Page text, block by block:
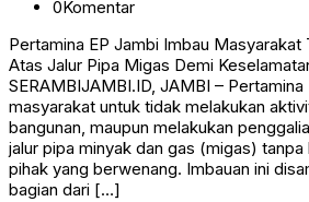
0Komentar
Pertamina EP Jambi Imbau
Atas Jalur Pipa Migas Demi
SERAMBIJAMBI.ID, JAMBI –
masyarakat untuk tidak melakukan
bangunan, maupun melakukan
jalur pipa minyak dan gas (migas)
pihak yang berwenang. Imbauan ini
bagian dari […]